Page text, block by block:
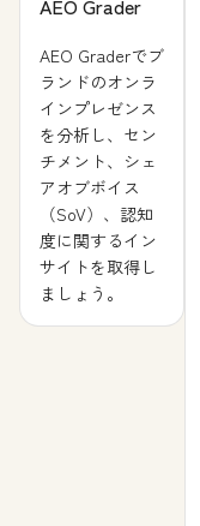
AEO Grader
AEO Graderでブ
ランドのオンラ
インプレゼンス
を分析し、セン
チメント、シェ
アオブボイス
（SoV）、認知
度に関するイン
サイトを取得し
ましょう。